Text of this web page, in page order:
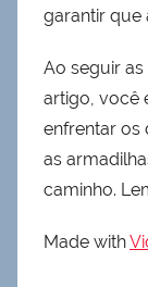
garantir que
Ao seguir
artigo, você
enfrentar os
as
caminho.
Made with